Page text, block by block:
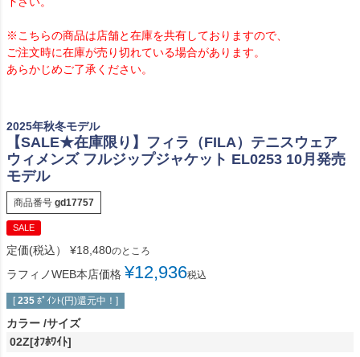
※こちらの商品は店舗と在庫を共有しておりますので、
ご注文時に在庫が売り切れている場合があります。
あらかじめご了承ください。
2025年秋冬モデル
【SALE★在庫限り】フィラ（FILA）テニスウェア
ウィメンズ フルジップジャケット EL0253 10月発売
モデル
商品番号 gd17757
SALE
定価(税込） ¥18,480のところ
ラフィノWEB本店価格 ¥12,936税込
[ 235 ﾎﾟｲﾝﾄ(円)還元中！]
カラー サイズ
02Z[ｵﾌﾎﾜｲﾄ]